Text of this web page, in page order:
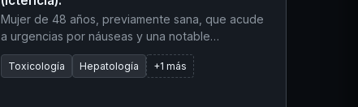
Mujer de 48 años, previamente sana, que acude
a urgencias por náuseas y una notable
coloración amarillenta de la piel. Inicialmente, la
paciente atribuyó los cambios cutáneos a un
Toxicología Hepatología +1 más